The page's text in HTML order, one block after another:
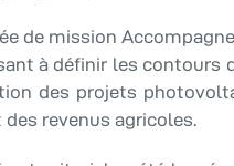
de mission
à définir les
des projets
revenus agricoles.